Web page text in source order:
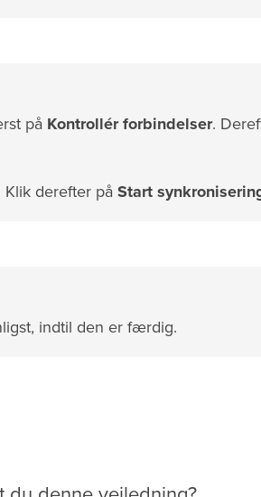
på Kontrollér forbindelser.
derefter på Start
indtil den er færdig.